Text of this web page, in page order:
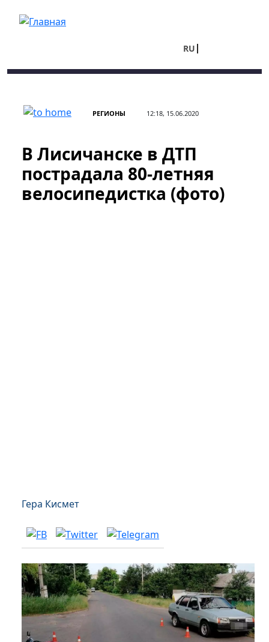
RU
РЕГИОНЫ 12:18, 15.06.2020
В Лисичанске в ДТП
пострадала 80-летняя
велосипедистка (фото)
Гера Кисмет